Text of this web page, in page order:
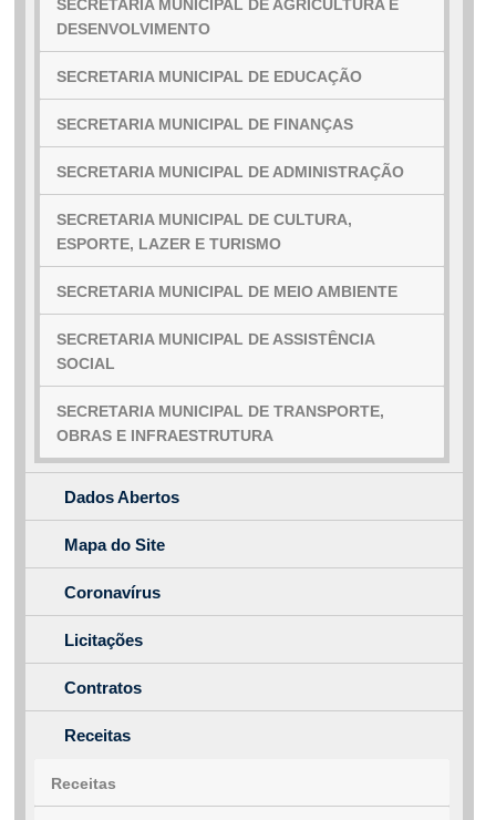
SECRETARIA MUNICIPAL DE AGRICULTURA E
DESENVOLVIMENTO
SECRETARIA MUNICIPAL DE EDUCAÇÃO
SECRETARIA MUNICIPAL DE FINANÇAS
SECRETARIA MUNICIPAL DE ADMINISTRAÇÃO
SECRETARIA MUNICIPAL DE CULTURA,
ESPORTE, LAZER E TURISMO
SECRETARIA MUNICIPAL DE MEIO AMBIENTE
SECRETARIA MUNICIPAL DE ASSISTÊNCIA
SOCIAL
SECRETARIA MUNICIPAL DE TRANSPORTE,
OBRAS E INFRAESTRUTURA
Dados Abertos
Mapa do Site
Coronavírus
Licitações
Contratos
Receitas
Receitas